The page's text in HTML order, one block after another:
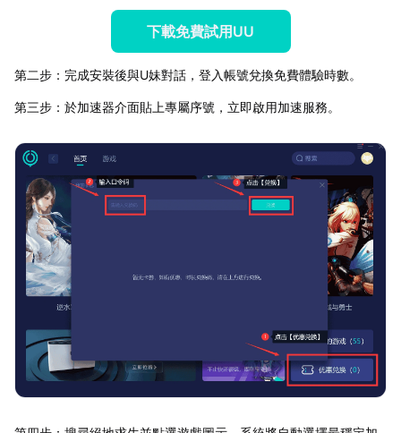
下載免費試用UU
第二步：完成安裝後與U妹對話，登入帳號兌換免費體驗時數。
第三步：於加速器介面貼上專屬序號，立即啟用加速服務。